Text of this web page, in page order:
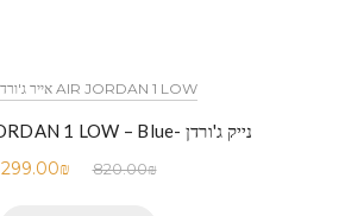
AIR JORDAN 1 LOW אייר ג'ורדן 1 נמוך
נייק ג'ורדן -NIKE AIR JORDAN 1 LOW – Blue
820.00₪
299.00₪